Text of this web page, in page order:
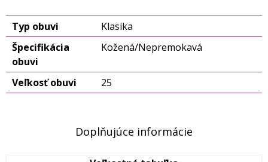
Typ obuvi
Klasika
Špecifikácia
obuvi
Kožená/Nepremokavá
Veľkosť obuvi 25
Doplňujúce informácie